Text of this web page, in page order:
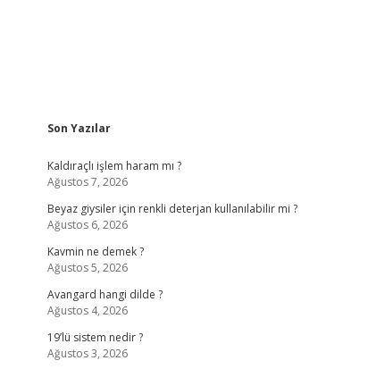
Sidebar
Son Yazılar
Kaldıraçlı işlem haram mı ?
Ağustos 7, 2026
Beyaz giysiler için renkli deterjan kullanılabilir mi ?
Ağustos 6, 2026
Kavmin ne demek ?
Ağustos 5, 2026
Avangard hangi dilde ?
Ağustos 4, 2026
19’lü sistem nedir ?
Ağustos 3, 2026
ilbet yeni giriş